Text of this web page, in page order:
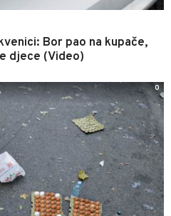
Bor pao na kupače,
djece (Video)
0